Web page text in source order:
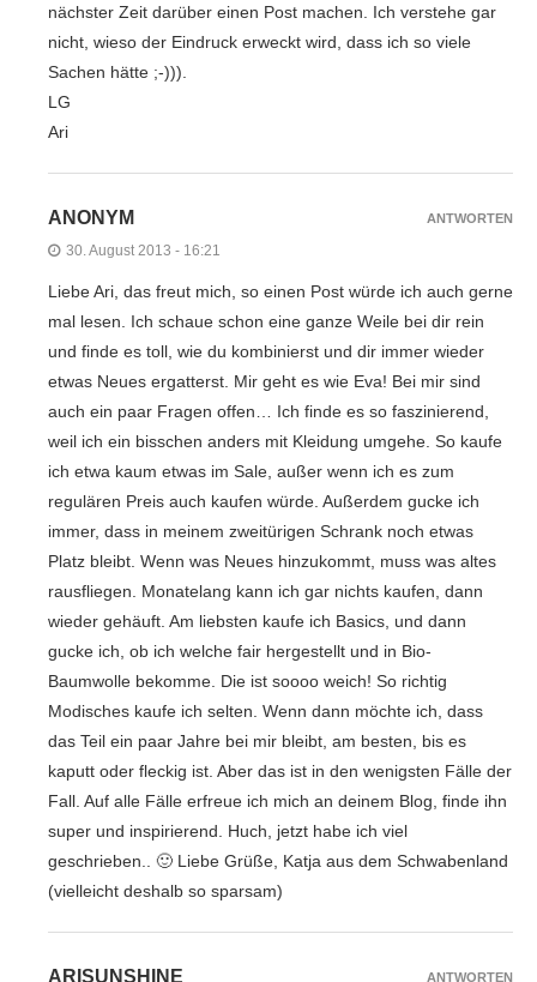
nächster Zeit darüber einen Post machen. Ich verstehe gar
nicht, wieso der Eindruck erweckt wird, dass ich so viele
Sachen hätte ;-))).
LG
Ari
ANONYM
30. August 2013 - 16:21
Liebe Ari, das freut mich, so einen Post würde ich auch gerne
mal lesen. Ich schaue schon eine ganze Weile bei dir rein
und finde es toll, wie du kombinierst und dir immer wieder
etwas Neues ergatterst. Mir geht es wie Eva! Bei mir sind
auch ein paar Fragen offen… Ich finde es so faszinierend,
weil ich ein bisschen anders mit Kleidung umgehe. So kaufe
ich etwa kaum etwas im Sale, außer wenn ich es zum
regulären Preis auch kaufen würde. Außerdem gucke ich
immer, dass in meinem zweitürigen Schrank noch etwas
Platz bleibt. Wenn was Neues hinzukommt, muss was altes
rausfliegen. Monatelang kann ich gar nichts kaufen, dann
wieder gehäuft. Am liebsten kaufe ich Basics, und dann
gucke ich, ob ich welche fair hergestellt und in Bio-
Baumwolle bekomme. Die ist soooo weich! So richtig
Modisches kaufe ich selten. Wenn dann möchte ich, dass
das Teil ein paar Jahre bei mir bleibt, am besten, bis es
kaputt oder fleckig ist. Aber das ist in den wenigsten Fälle der
Fall. Auf alle Fälle erfreue ich mich an deinem Blog, finde ihn
super und inspirierend. Huch, jetzt habe ich viel
geschrieben.. 🙂 Liebe Grüße, Katja aus dem Schwabenland
(vielleicht deshalb so sparsam)
ANTWORTEN
ARISUNSHINE ANTWORTEN